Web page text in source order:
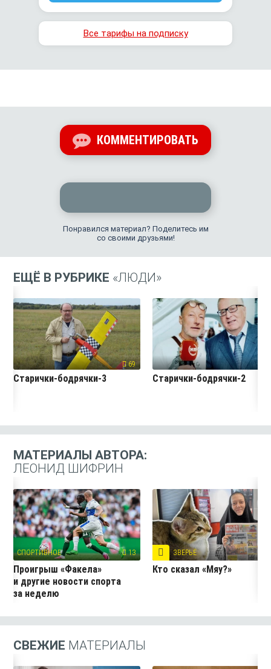
Все тарифы на подписку
КОММЕНТИРОВАТЬ
Понравился материал? Поделитесь им
со своими друзьями!
ЕЩЁ В РУБРИКЕ «ЛЮДИ»
69
Старички-бодрячки-3 Старички-бодрячки-2
МАТЕРИАЛЫ АВТОРА:
ЛЕОНИД ШИФРИН
СПОРТИВНОЕ 13
Проигрыш «Факела»
и другие новости спорта
за неделю
ЗВЕРЬЁ
Кто сказал «Мяу?»
СВЕЖИЕ МАТЕРИАЛЫ